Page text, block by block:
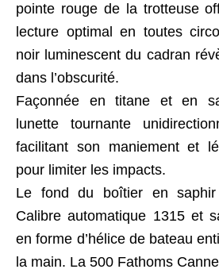
pointe rouge de la trotteuse
lecture optimal en toutes
noir luminescent du cadran
dans l’obscurité.
Façonnée en titane et en
lunette tournante
facilitant son maniement et
pour limiter les impacts.
Le fond du boîtier en
Calibre automatique 1315 et
en forme d’hélice de bateau
la main. La 500 Fathoms